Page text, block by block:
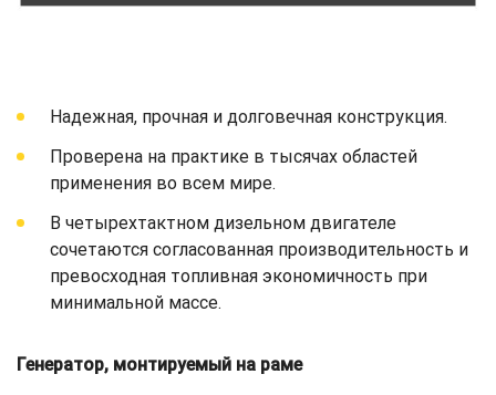
Надежная, прочная и долговечная конструкция.
Проверена на практике в тысячах областей
применения во всем мире.
В четырехтактном дизельном двигателе
сочетаются согласованная производительность и
превосходная топливная экономичность при
минимальной массе.
Генератор, монтируемый на раме